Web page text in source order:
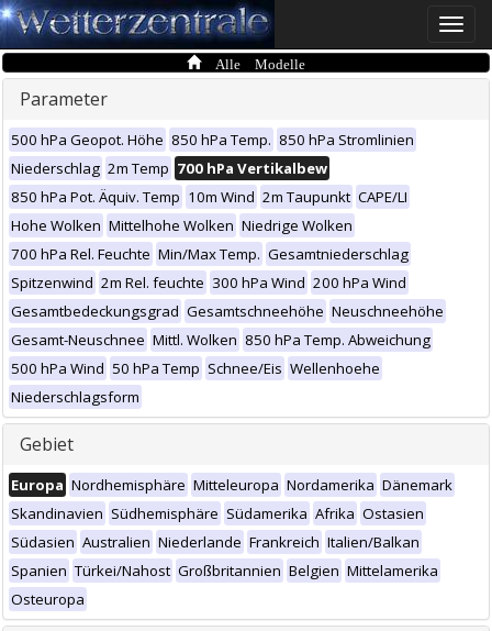
Toggle
Alle Modelle
Parameter
500 hPa Geopot. Höhe 850 hPa Temp. 850 hPa Stromlinien
Niederschlag 2m Temp 700 hPa Vertikalbew
850 hPa Pot. Äquiv. Temp 10m Wind 2m Taupunkt CAPE/LI
Hohe Wolken Mittelhohe Wolken Niedrige Wolken
700 hPa Rel. Feuchte Min/Max Temp. Gesamtniederschlag
Spitzenwind 2m Rel. feuchte 300 hPa Wind 200 hPa Wind
Gesamtbedeckungsgrad Gesamtschneehöhe Neuschneehöhe
Gesamt-Neuschnee Mittl. Wolken 850 hPa Temp. Abweichung
500 hPa Wind 50 hPa Temp Schnee/Eis Wellenhoehe
Niederschlagsform
Gebiet
Europa Nordhemisphäre Mitteleuropa Nordamerika Dänemark
Skandinavien Südhemisphäre Südamerika Afrika Ostasien
Südasien Australien Niederlande Frankreich Italien/Balkan
Spanien Türkei/Nahost Großbritannien Belgien Mittelamerika
Osteuropa